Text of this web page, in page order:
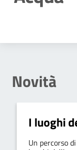
Novità
I luoghi
Un percorso